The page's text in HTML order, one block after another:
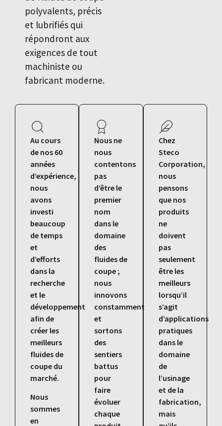
polyvalents, précis
et lubrifiés qui
répondront aux
exigences de tout
machiniste ou
fabricant moderne.
Au cours
de nos 60
années
d’expérience,
nous
avons
investi
beaucoup
de temps
et
d’efforts
dans la
recherche
et le
développement
afin de
créer les
meilleurs
fluides de
coupe du
marché.
Nous
sommes
en
Nous ne
nous
contentons
pas
d’être le
premier
nom
dans le
domaine
des
fluides de
coupe ;
nous
innovons
constamment
et
sortons
des
sentiers
battus
pour
faire
évoluer
chaque
Chez
Steco
Corporation,
nous
pensons
que nos
produits
ne
doivent
pas
seulement
être les
meilleurs
lorsqu’il
s’agit
d’applications
pratiques
dans le
domaine
de
l’usinage
et de la
fabrication,
mais